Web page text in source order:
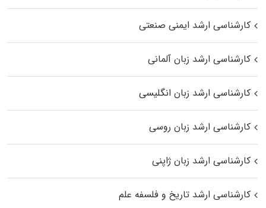
کارشناسی ارشد ایمنی صنعتی
کارشناسی ارشد زبان آلمانی
کارشناسی ارشد زبان انگلیسی
کارشناسی ارشد زبان روسی
کارشناسی ارشد زبان ژاپنی
کارشناسی ارشد تاریخ و فلسفه علم